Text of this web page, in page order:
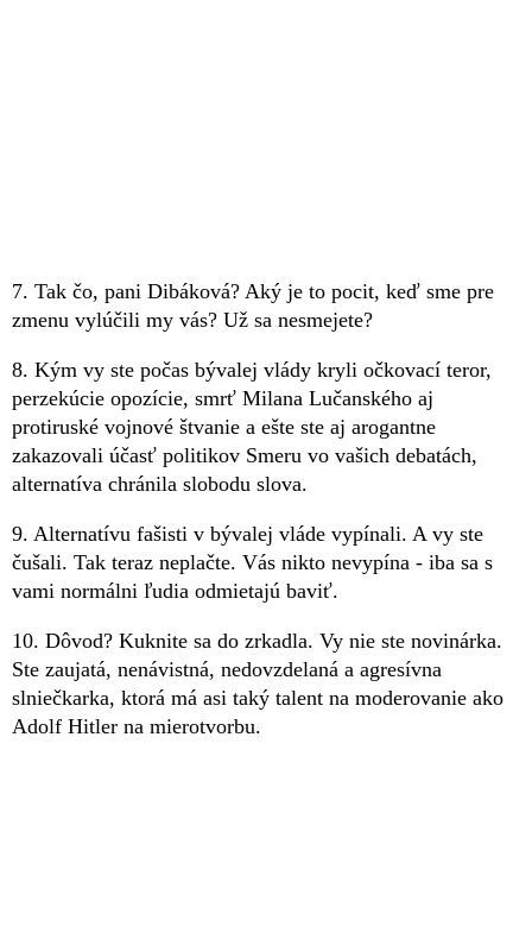
7. Tak čo, pani Dibáková? Aký je to pocit, keď sme pre
zmenu vylúčili my vás? Už sa nesmejete?
8. Kým vy ste počas bývalej vlády kryli očkovací teror,
perzekúcie opozície, smrť Milana Lučanského aj
protiruské vojnové štvanie a ešte ste aj arogantne
zakazovali účasť politikov Smeru vo vašich debatách,
alternatíva chránila slobodu slova.
9. Alternatívu fašisti v bývalej vláde vypínali. A vy ste
čušali. Tak teraz neplačte. Vás nikto nevypína - iba sa s
vami normálni ľudia odmietajú baviť.
10. Dôvod? Kuknite sa do zrkadla. Vy nie ste novinárka.
Ste zaujatá, nenávistná, nedovzdelaná a agresívna
slniečkarka, ktorá má asi taký talent na moderovanie ako
Adolf Hitler na mierotvorbu.